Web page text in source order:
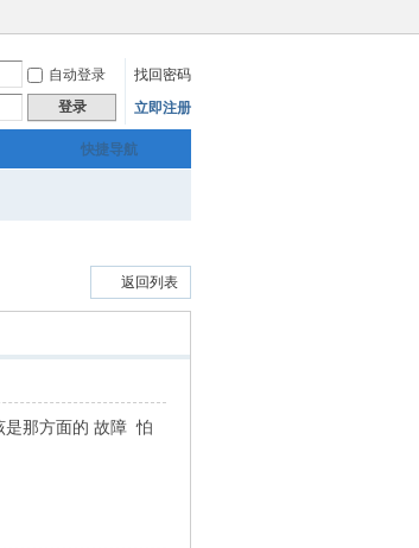
自动登录
找回密码
登录 立即注册
快捷导航
返回列表
那方面的 故障 怕